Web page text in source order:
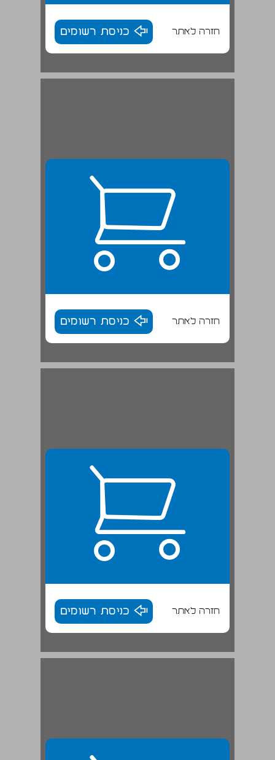
חזרה לאתר כניסת רשומים
חזרה לאתר כניסת רשומים
חזרה לאתר כניסת רשומים
3 מעמד הברית בין הבתרים ... 30